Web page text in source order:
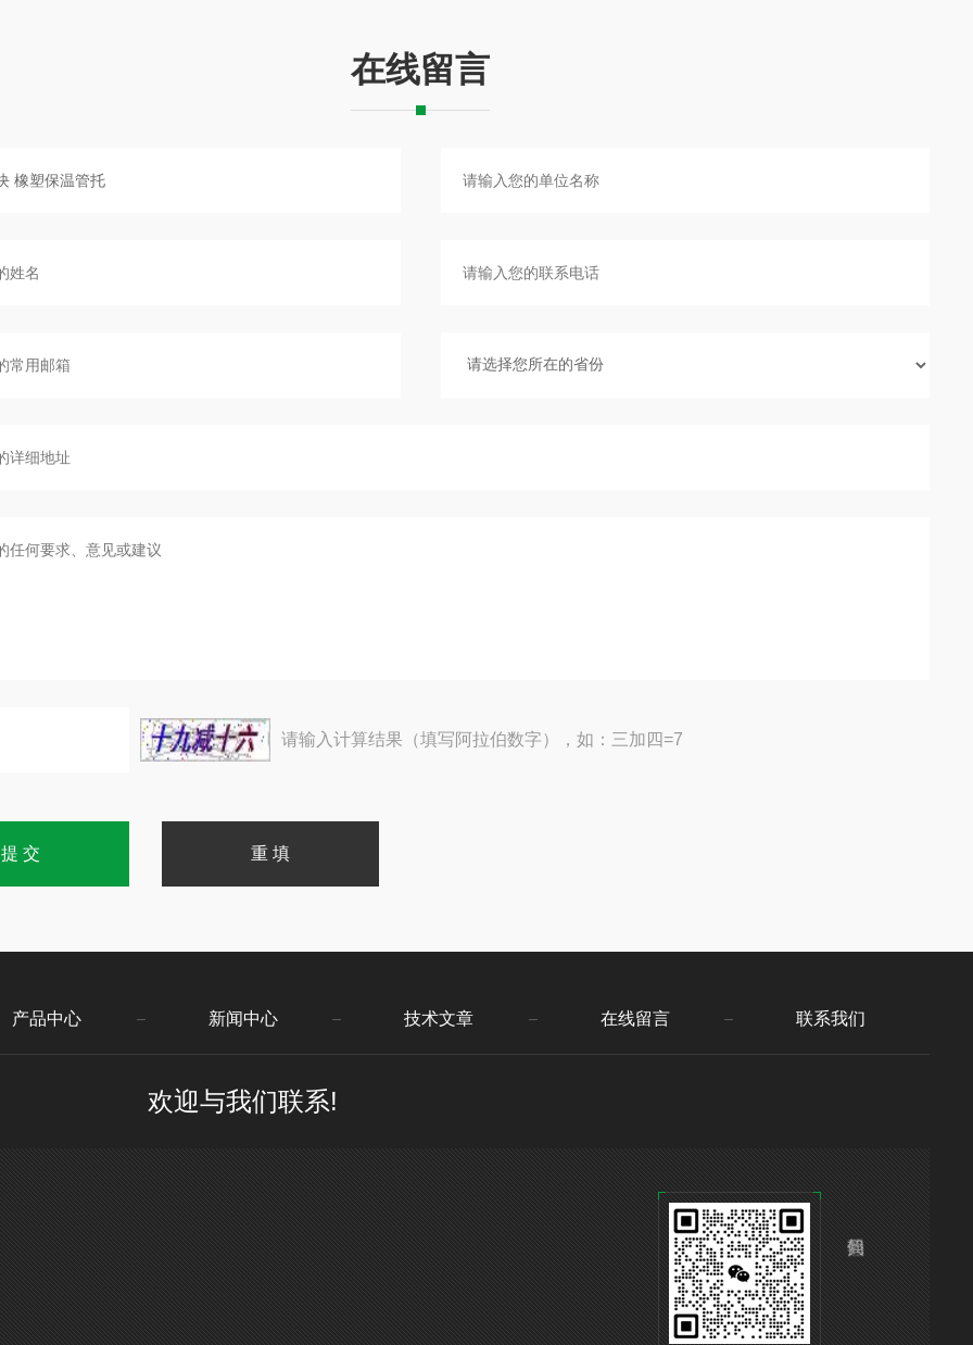
在线留言
请输入计算结果（填写阿拉伯数字），如：三加四=7
产品中心 新闻中心 技术文章 在线留言 联系我们
欢迎与我们联系!